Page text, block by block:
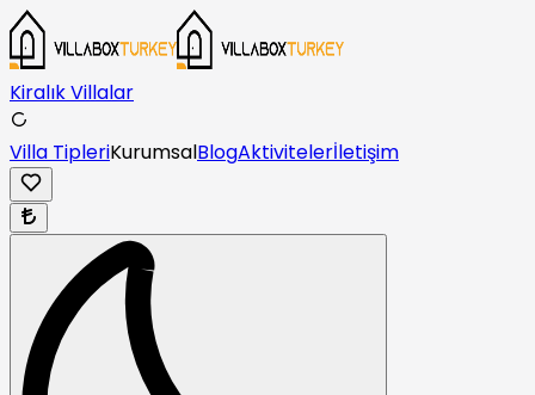
Kiralık Villalar
Villa TipleriKurumsalBlogAktivitelerİletişim